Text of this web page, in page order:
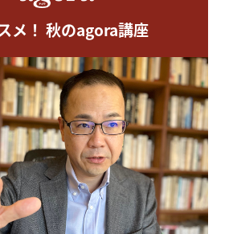
メ！ 秋のagora講座